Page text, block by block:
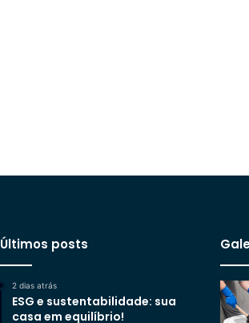
Últimos posts
2 dias atrás
ESG e sustentabilidade: sua
casa em equilíbrio!